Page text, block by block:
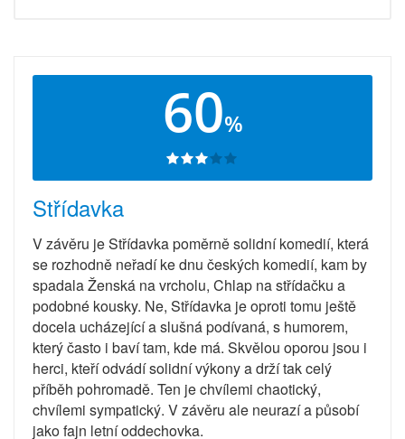
60%
Střídavka
V závěru je Střídavka poměrně solidní komedií, která
se rozhodně neřadí ke dnu českých komedií, kam by
spadala Ženská na vrcholu, Chlap na střídačku a
podobné kousky. Ne, Střídavka je oproti tomu ještě
docela ucházející a slušná podívaná, s humorem,
který často i baví tam, kde má. Skvělou oporou jsou i
herci, kteří odvádí solidní výkony a drží tak celý
příběh pohromadě. Ten je chvílemi chaotický,
chvílemi sympatický. V závěru ale neurazí a působí
jako fajn letní oddechovka.